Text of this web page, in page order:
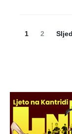
Posts
Page
1 Page
2